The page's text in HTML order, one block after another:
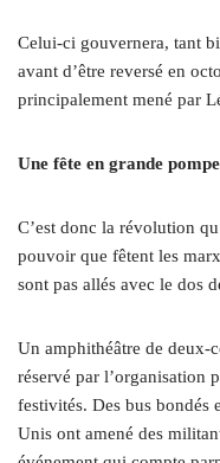
Celui-ci gouvernera, tant
avant d’être reversé en
principalement mené par
Une fête en grande pompe
C’est donc la révolution
pouvoir que fêtent les
sont pas allés avec le dos
Un amphithéâtre de deux-
réservé par l’organisation
festivités. Des bus bondés
Unis ont amené des